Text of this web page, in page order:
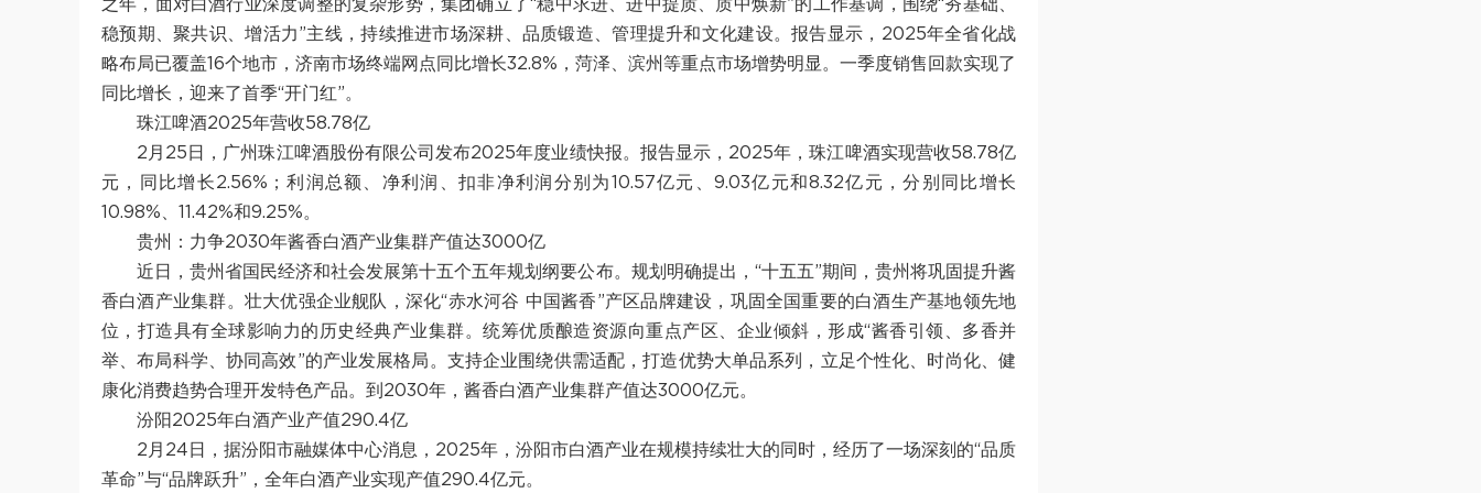
之年，面对白酒行业深度调整的复杂形势，集团确立了“稳中求进、进中提质、质中焕新”的工作基调，围绕“夯基础、
稳预期、聚共识、增活力”主线，持续推进市场深耕、品质锻造、管理提升和文化建设。报告显示，2025年全省化战
略布局已覆盖16个地市，济南市场终端网点同比增长32.8%，菏泽、滨州等重点市场增势明显。一季度销售回款实现了
同比增长，迎来了首季“开门红”。
珠江啤酒2025年营收58.78亿
2月25日，广州珠江啤酒股份有限公司发布2025年度业绩快报。报告显示，2025年，珠江啤酒实现营收58.78亿
元，同比增长2.56%；利润总额、净利润、扣非净利润分别为10.57亿元、9.03亿元和8.32亿元，分别同比增长
10.98%、11.42%和9.25%。
贵州：力争2030年酱香白酒产业集群产值达3000亿
近日，贵州省国民经济和社会发展第十五个五年规划纲要公布。规划明确提出，“十五五”期间，贵州将巩固提升酱
香白酒产业集群。壮大优强企业舰队，深化“赤水河谷 中国酱香”产区品牌建设，巩固全国重要的白酒生产基地领先地
位，打造具有全球影响力的历史经典产业集群。统筹优质酿造资源向重点产区、企业倾斜，形成“酱香引领、多香并
举、布局科学、协同高效”的产业发展格局。支持企业围绕供需适配，打造优势大单品系列，立足个性化、时尚化、健
康化消费趋势合理开发特色产品。到2030年，酱香白酒产业集群产值达3000亿元。
汾阳2025年白酒产业产值290.4亿
2月24日，据汾阳市融媒体中心消息，2025年，汾阳市白酒产业在规模持续壮大的同时，经历了一场深刻的“品质
革命”与“品牌跃升”，全年白酒产业实现产值290.4亿元。